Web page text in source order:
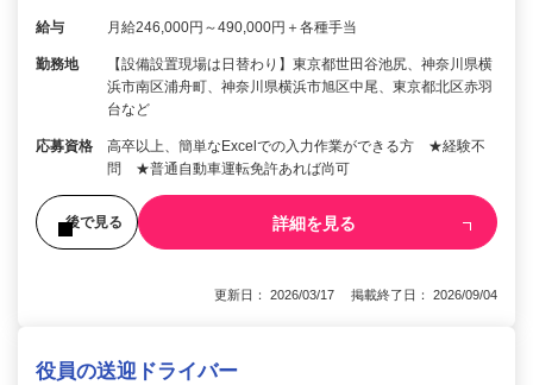
給与 月給246,000円～490,000円＋各種手当
勤務地
【設備設置現場は日替わり】東京都世田谷池尻、神奈川県横
浜市南区浦舟町、神奈川県横浜市旭区中尾、東京都北区赤羽
台など
応募資格
高卒以上、簡単なExcelでの入力作業ができる方 ★経験不
問 ★普通自動車運転免許あれば尚可
後で見る 詳細を見る
更新日： 2026/03/17 掲載終了日： 2026/09/04
役員の送迎ドライバー